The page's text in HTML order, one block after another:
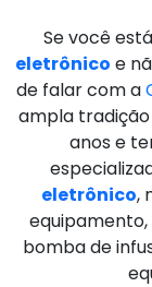
Se você
eletrônico e
de falar com a
ampla
anos e
eletrônico,
bomba de